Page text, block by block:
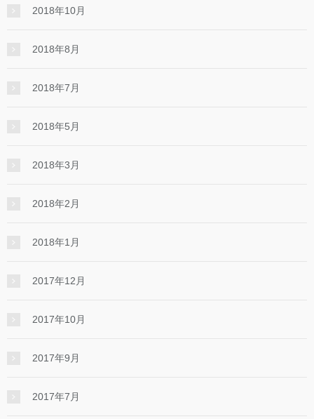
2018年10月
2018年8月
2018年7月
2018年5月
2018年3月
2018年2月
2018年1月
2017年12月
2017年10月
2017年9月
2017年7月